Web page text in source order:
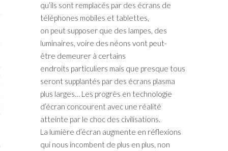
PARISARTISTES # 2016
PARISARTISTES # 2015
DON
qu’ils sont remplacés par des écrans de
téléphones mobiles et tablettes,
on peut supposer que des lampes, des
luminaires, voire des néons vont peut-
être demeurer à certains
endroits particuliers mais que presque tous
seront supplantés par des écrans plasma
plus larges… Les progrès en technologie
d’écran concourent avec une réalité
atteinte par le choc des civilisations.
La lumière d’écran augmente en réflexions
qui nous incombent de plus en plus, non